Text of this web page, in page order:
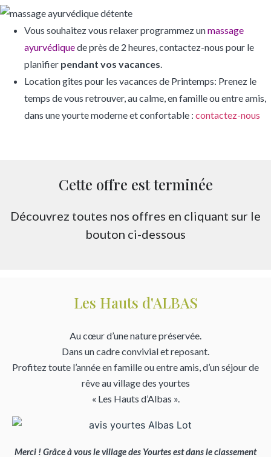
Vous souhaitez vous relaxer programmez unmassage
ayurvédiquede près de 2 heures, contactez-nous pour le
planifier pendant vos vacances.
Location gîtes pour les vacances de Printemps: Prenez le
temps de vous retrouver, au calme, en famille ou entre amis,
dans une yourte moderne et confortable : contactez-nous
Cette offre est terminée
Découvrez toutes nos offres en cliquant sur le
bouton ci-dessous
Les Hauts d'ALBAS
Au cœur d’une nature préservée.
Dans un cadre convivial et reposant.
Profitez toute l’année en famille ou entre amis, d’un séjour de
rêve au village des yourtes
« Les Hauts d’Albas ».
Merci ! Grâce à vous le village des Yourtes est dans le classement